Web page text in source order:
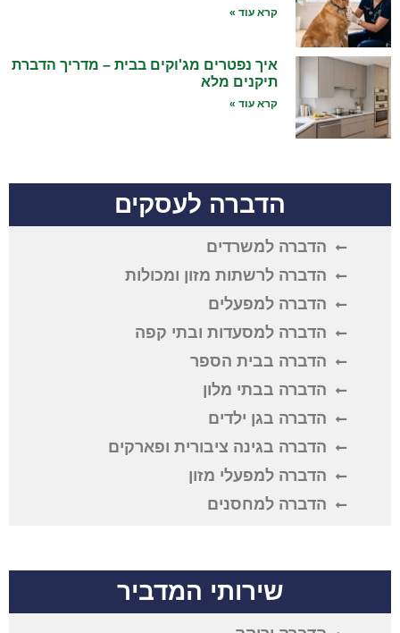
קרא עוד »
איך נפטרים מג'וקים בבית – מדריך הדברת
תיקנים מלא
קרא עוד »
הדברה לעסקים
הדברה למשרדים
הדברה לרשתות מזון ומכולות
הדברה למפעלים
הדברה למסעדות ובתי קפה
הדברה בבית הספר
הדברה בבתי מלון
הדברה בגן ילדים
הדברה בגינה ציבורית ופארקים
הדברה למפעלי מזון
הדברה למחסנים
שירותי המדביר